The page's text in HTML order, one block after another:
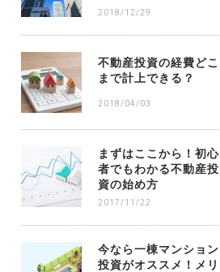
2018/12/29
不動産投資の経費どこ
まで計上できる？
2018/04/03
まずはここから！初心
者でもわかる不動産投
資の始め方
2017/11/22
今なら一棟マンション
投資がオススメ！メリ